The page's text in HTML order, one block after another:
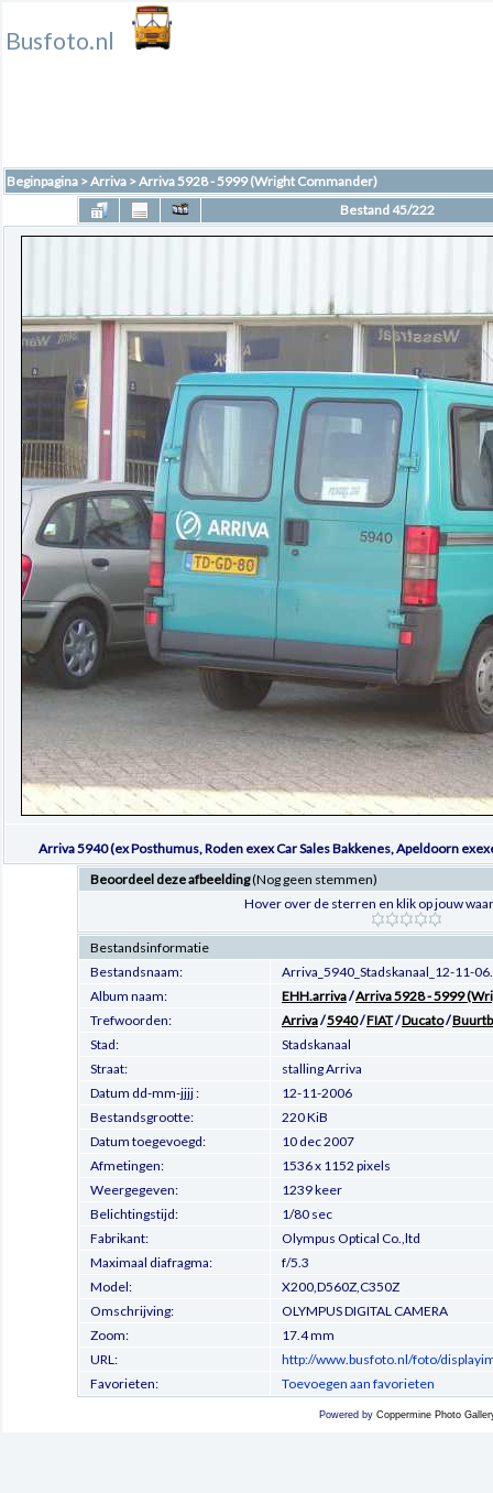
Busfoto.nl
Beginpagina >Arriva >Arriva 5928 - 5999 (Wright Commander)
Bestand 45/222
Arriva 5940 (ex Posthumus, Roden exex Car Sales Bakkenes, Apeldoorn
Beoordeel deze afbeelding(Nog geen stemmen)
Hover over de sterren en klik op jouw
Bestandsinformatie
Bestandsnaam:
Arriva_5940_Stadskanaal_12-11-
Album naam:
EHH.arriva/Arriva 5928 - 5999
Trefwoorden:
Arriva/5940/FIAT/Ducato/
Stad:
Stadskanaal
Straat:
stalling Arriva
Datum dd-mm-jjjj :
12-11-2006
Bestandsgrootte:
220 KiB
Datum toegevoegd:
10 dec 2007
Afmetingen:
1536 x 1152 pixels
Weergegeven:
1239 keer
Belichtingstijd:
1/80 sec
Fabrikant:
Olympus Optical Co.,ltd
Maximaal diafragma:
f/5.3
Model:
X200,D560Z,C350Z
Omschrijving:
OLYMPUS DIGITAL CAMERA
Zoom:
17.4 mm
URL:
http://www.busfoto.nl/foto/
Favorieten:
Toevoegen aan favorieten
Powered by Coppermine Photo